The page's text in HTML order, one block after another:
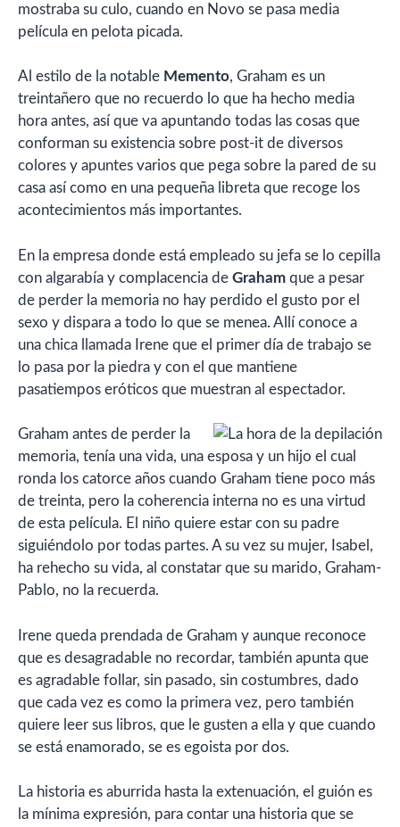
mostraba su culo, cuando en Novo se pasa media
película en pelota picada.
Al estilo de la notable Memento, Graham es un
treintañero que no recuerdo lo que ha hecho media
hora antes, así que va apuntando todas las cosas que
conforman su existencia sobre post-it de diversos
colores y apuntes varios que pega sobre la pared de su
casa así como en una pequeña libreta que recoge los
acontecimientos más importantes.
En la empresa donde está empleado su jefa se lo cepilla
con algarabía y complacencia de Graham que a pesar
de perder la memoria no hay perdido el gusto por el
sexo y dispara a todo lo que se menea. Allí conoce a
una chica llamada Irene que el primer día de trabajo se
lo pasa por la piedra y con el que mantiene
pasatiempos eróticos que muestran al espectador.
Graham antes de perder la
memoria, tenía una vida, una esposa y un hijo el cual
ronda los catorce años cuando Graham tiene poco más
de treinta, pero la coherencia interna no es una virtud
de esta película. El niño quiere estar con su padre
siguiéndolo por todas partes. A su vez su mujer, Isabel,
ha rehecho su vida, al constatar que su marido, Graham-
Pablo, no la recuerda.
Irene queda prendada de Graham y aunque reconoce
que es desagradable no recordar, también apunta que
es agradable follar, sin pasado, sin costumbres, dado
que cada vez es como la primera vez, pero también
quiere leer sus libros, que le gusten a ella y que cuando
se está enamorado, se es egoista por dos.
La historia es aburrida hasta la extenuación, el guión es
la mínima expresión, para contar una historia que se